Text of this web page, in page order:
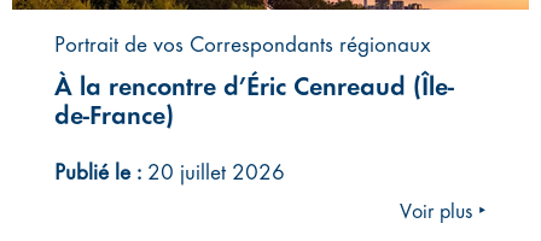
Portrait de vos Correspondants régionaux
À la rencontre d’Éric Cenreaud (Île-
de-France)
Publié le : 20 juillet 2026
Voir plus ‣